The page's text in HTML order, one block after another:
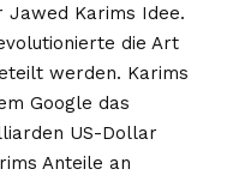
Jawed Karims Idee.
die Art
werden. Karims
Google das
US-Dollar
Anteile an